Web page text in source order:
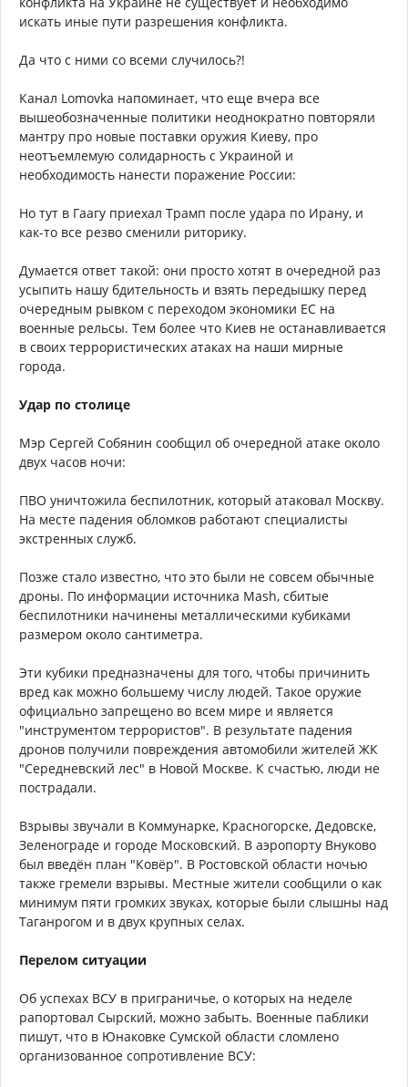
искать иные пути разрешения конфликта.
Да что с ними со всеми случилось?!
Канал Lomovka напоминает, что еще вчера все
вышеобозначенные политики неоднократно повторяли
мантру про новые поставки оружия Киеву, про
неотъемлемую солидарность с Украиной и
необходимость нанести поражение России:
Но тут в Гаагу приехал Трамп после удара по Ирану, и
как-то все резво сменили риторику.
Думается ответ такой: они просто хотят в очередной раз
усыпить нашу бдительность и взять передышку перед
очередным рывком с переходом экономики ЕС на
военные рельсы. Тем более что Киев не останавливается
в своих террористических атаках на наши мирные
города.
Удар по столице
Мэр Сергей Собянин сообщил об очередной атаке около
двух часов ночи:
ПВО уничтожила беспилотник, который атаковал Москву.
На месте падения обломков работают специалисты
экстренных служб.
Позже стало известно, что это были не совсем обычные
дроны. По информации источника Mash, сбитые
беспилотники начинены металлическими кубиками
размером около сантиметра.
Эти кубики предназначены для того, чтобы причинить
вред как можно большему числу людей. Такое оружие
официально запрещено во всем мире и является
"инструментом террористов". В результате падения
дронов получили повреждения автомобили жителей ЖК
"Середневский лес" в Новой Москве. К счастью, люди не
пострадали.
Взрывы звучали в Коммунарке, Красногорске, Дедовске,
Зеленограде и городе Московский. В аэропорту Внуково
был введён план "Ковёр". В Ростовской области ночью
также гремели взрывы. Местные жители сообщили о как
минимум пяти громких звуках, которые были слышны над
Таганрогом и в двух крупных селах.
Перелом ситуации
Об успехах ВСУ в приграничье, о которых на неделе
рапортовал Сырский, можно забыть. Военные паблики
пишут, что в Юнаковке Сумской области сломлено
организованное сопротивление ВСУ: